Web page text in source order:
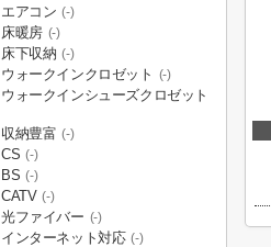
エアコン (-)
床暖房 (-)
床下収納 (-)
ウォークインクロゼット (-)
ウォークインシューズクロゼット
収納豊富 (-)
CS (-)
BS (-)
CATV (-)
光ファイバー (-)
インターネット対応 (-)